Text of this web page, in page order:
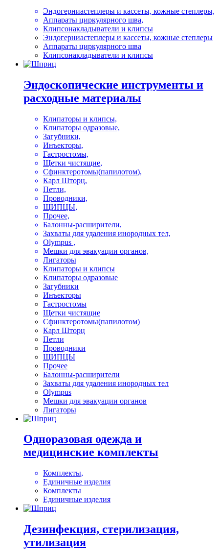
Эндогерниастеплеры и кассеты, кожные степлеры,
Аппараты циркулярного шва,
Клипсонакладыватели и клипсы
Эндогерниастеплеры и кассеты, кожные степлеры
Аппараты циркулярного шва
Клипсонакладыватели и клипсы
Эндоскопические инструменты и
расходные материалы
Клипаторы и клипсы,
Клипаторы одразовые,
Загубники,
Инъекторы,
Гастростомы,
Щетки чистящие,
Сфинктеротомы(папилотом),
Карл Шторц,
Петли,
Проводники,
ЩИПЦЫ,
Прочее,
Балонны-расширители,
Захваты для удаления инородных тел,
Olympus ,
Мешки для эвакуации органов,
Лигаторы
Клипаторы и клипсы
Клипаторы одразовые
Загубники
Инъекторы
Гастростомы
Щетки чистящие
Сфинктеротомы(папилотом)
Карл Шторц
Петли
Проводники
ЩИПЦЫ
Прочее
Балонны-расширители
Захваты для удаления инородных тел
Olympus
Мешки для эвакуации органов
Лигаторы
Одноразовая одежда и
медицинские комплекты
Комплекты,
Единичные изделия
Комплекты
Единичные изделия
Дезинфекция, стерилизация,
утилизация